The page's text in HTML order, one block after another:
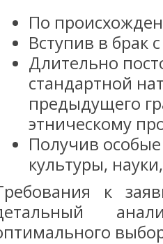
По
Вступив в брак
Длительно
стандартной
предыдущего
этническому
Получив особые
культуры,
к